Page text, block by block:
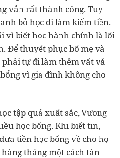
vẫn rất thành công. Tuy
bỏ học đi làm kiếm tiền.
vì biết học hành chính là lối
Để thuyết phục bố mẹ và
phải tự đi làm thêm vất vả
vì gia đình không cho
tập quá xuất sắc, Vương
học bổng. Khi biết tin,
tiền học bổng về cho họ
tháng một cách tàn